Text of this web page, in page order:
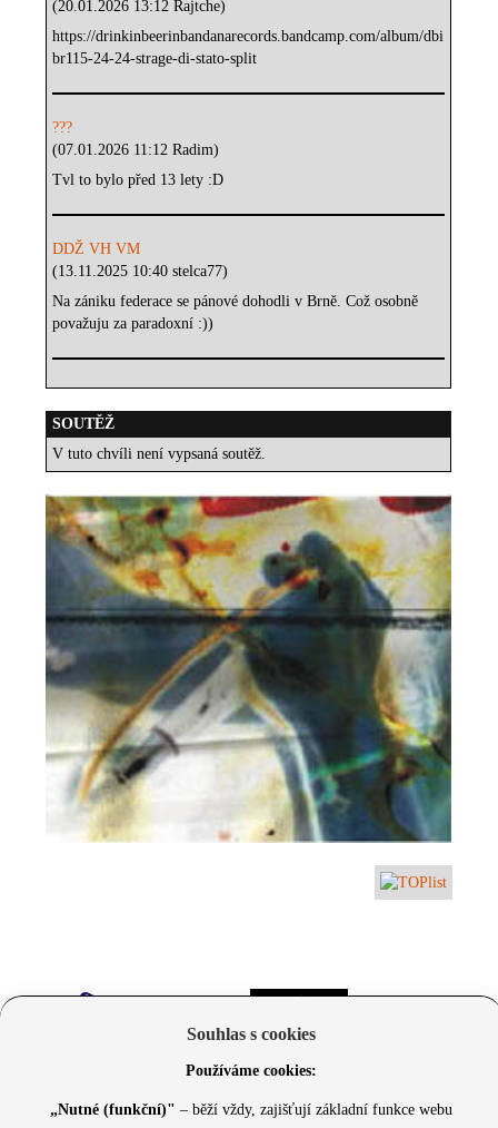
(20.01.2026 13:12 Rajtche)
https://drinkinbeerinbandanarecords.bandcamp.com/album/dbi
br115-24-24-strage-di-stato-split
???
(07.01.2026 11:12 Radim)
Tvl to bylo před 13 lety :D
DDŽ VH VM
(13.11.2025 10:40 stelca77)
Na zániku federace se pánové dohodli v Brně. Což osobně
považuju za paradoxní :))
SOUTĚŽ
V tuto chvíli není vypsaná soutěž.
Souhlas s cookies
Používáme cookies:
„Nutné (funkční)" – běží vždy, zajišťují základní funkce webu